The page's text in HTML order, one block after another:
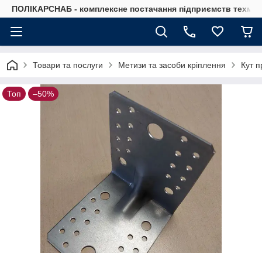
ПОЛІКАРСНАБ - комплексне постачання підприємств
Товари та послуги Метизи та засоби кріплення Кут
Топ –50%